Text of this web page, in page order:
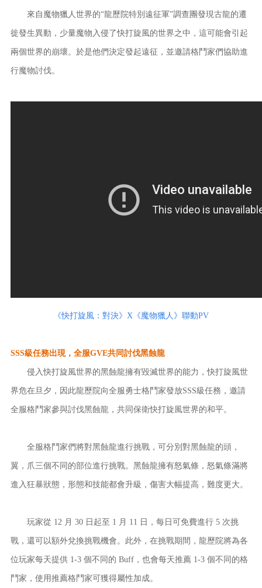
來自魔物獵人世界的“龍歷院特別遠征軍”調查團發現古龍的遷
徙發生異動，少量魔物入侵了快打旋風的世界之中，這可能會引起
兩個世界的崩壞。於是他們決定發起遠征，並邀請格鬥家們協助進
行魔物討伐。
《快打旋風：對決》X《魔物獵人》聯動PV
SSS級任務出現，全服GVE共同討伐黑蝕龍
侵入快打旋風世界的黑蝕龍擁有毀滅世界的能力，快打旋風世
界危在旦夕，因此龍歷院向全服勇士格鬥家發放SSS級任務，邀請
全服格鬥家參與討伐黑蝕龍，共同保衛快打旋風世界的和平。
全服格鬥家們將對黑蝕龍進行挑戰，可分別對黑蝕龍的頭，
翼，爪三個不同的部位進行挑戰。黑蝕龍擁有怒氣條，怒氣條滿將
進入狂暴狀態，形態和技能都會升級，傷害大幅提高，難度更大。
玩家從 12 月 30 日起至 1 月 11 日，每日可免費進行 5 次挑
戰，還可以額外兌換挑戰機會。此外，在挑戰期間，龍歷院將為各
位玩家每天提供 1-3 個不同的 Buff，也會每天推薦 1-3 個不同的格
鬥家，使用推薦格鬥家可獲得屬性加成。